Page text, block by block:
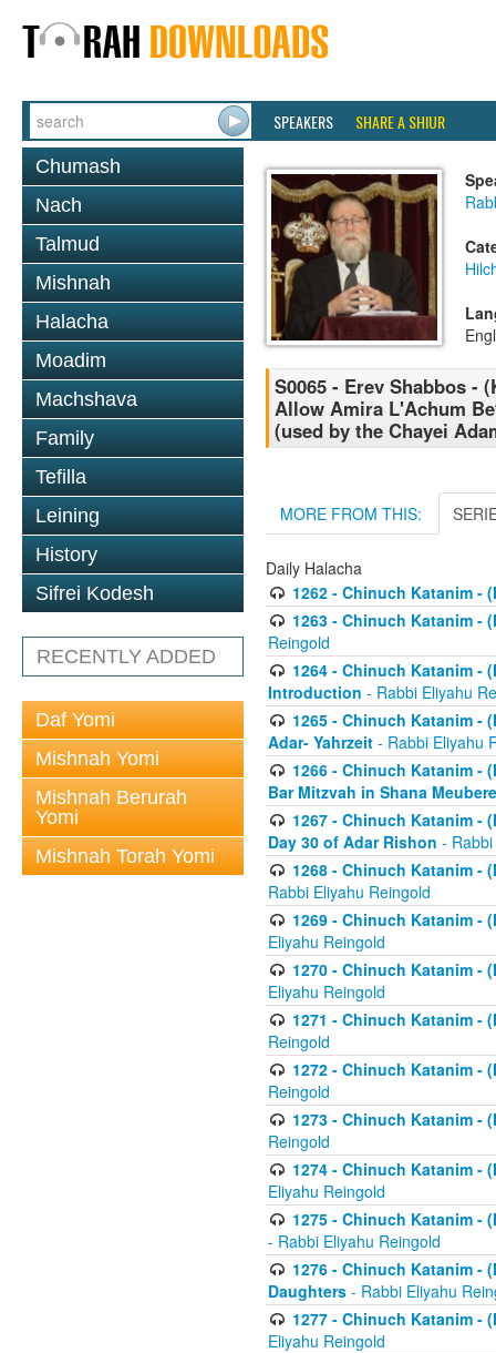
SPEAKERS SHARE A SHIUR
Chumash
Nach
Talmud
Mishnah
Halacha
Moadim
Machshava
Family
Tefilla
Leining
History
Sifrei Kodesh
RECENTLY ADDED
Daf Yomi
Mishnah Yomi
Mishnah Berurah
Yomi
Mishnah Torah Yomi
S0065 - Erev Shabbos -
Allow Amira L'Achum
(used by the Chayei
MORE FROM THIS:
Daily Halacha
1262 - Chinuch Katanim -
1263 - Chinuch Katanim -
Reingold
1264 - Chinuch Katanim -
Introduction - Rabbi Eliyahu
1265 - Chinuch Katanim -
Adar- Yahrzeit - Rabbi Eliyahu
1266 - Chinuch Katanim -
Bar Mitzvah in Shana
1267 - Chinuch Katanim -
Day 30 of Adar Rishon -
1268 - Chinuch Katanim -
Rabbi Eliyahu Reingold
1269 - Chinuch Katanim -
Eliyahu Reingold
1270 - Chinuch Katanim -
Eliyahu Reingold
1271 - Chinuch Katanim -
Reingold
1272 - Chinuch Katanim -
Reingold
1273 - Chinuch Katanim -
Reingold
1274 - Chinuch Katanim -
Eliyahu Reingold
1275 - Chinuch Katanim -
- Rabbi Eliyahu Reingold
1276 - Chinuch Katanim -
Daughters - Rabbi Eliyahu
1277 - Chinuch Katanim -
Eliyahu Reingold